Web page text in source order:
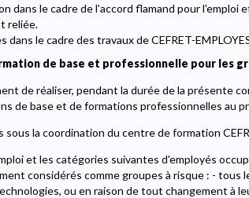
dans le cadre de l'accord flamand pour l'emploi
reliée.
le cadre des travaux de CEFRET-
de base et professionnelle pour les
de réaliser, pendant la durée de la présente
de base et de formations professionnelles au
la coordination du centre de formation
et les catégories suivantes d'employés
considérés comme groupes à risque : - tous
ou en raison de tout changement à